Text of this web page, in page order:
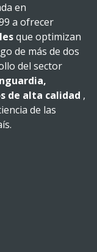
en
a ofrecer
que optimizan
de más de dos
del sector
de alta calidad ,
de las